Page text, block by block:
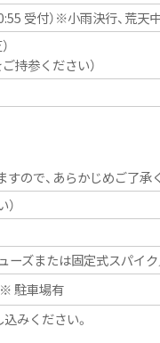
受付）※小雨決行、荒天
持参ください）
ので、あらかじめご了承
ーズまたは固定式スパイ
※ 駐車場有
みください。